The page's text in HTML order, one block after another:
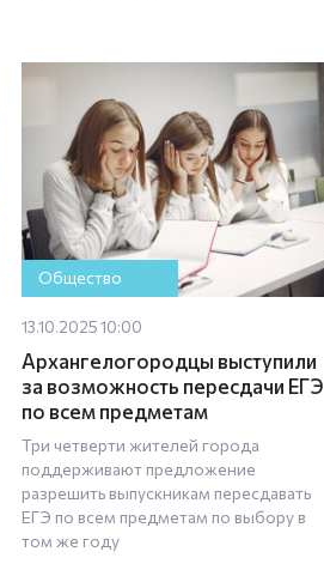
Общество
13.10.2025 10:00
Архангелогородцы выступили
за возможность пересдачи ЕГЭ
по всем предметам
Три четверти жителей города
поддерживают предложение
разрешить выпускникам пересдавать
ЕГЭ по всем предметам по выбору в
том же году